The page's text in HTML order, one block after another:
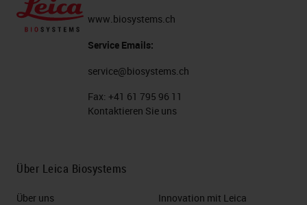
www.biosystems.ch
Service Emails:
service@biosystems.ch
Fax: +41 61 795 96 11
Kontaktieren Sie uns
Über Leica Biosystems
Über uns
Innovation mit Leica